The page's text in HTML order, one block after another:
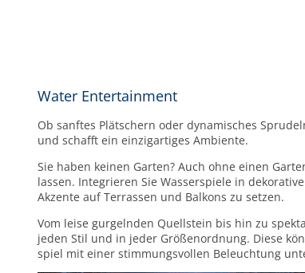
Water Entertainment
Ob sanftes Plätschern oder dynamisches
und schafft ein einzigartiges Ambiente.
Sie haben keinen Garten? Auch ohne einen
lassen. Integrieren Sie Wasserspiele in
Akzente auf Terrassen und Balkons zu setzen.
Vom leise gurgelnden Quellstein bis hin zu
jeden Stil und in jeder Größenordnung. Diese
spiel mit einer stimmungsvollen Beleuchtung